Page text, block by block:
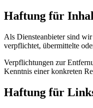
Haftung für
Als Diensteanbieter sind
verpflichtet, übermittelte
Verpflichtungen zur
Kenntnis einer konkreten
Haftung für